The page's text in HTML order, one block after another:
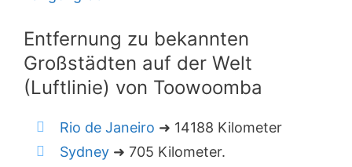
Entfernung zu bekannten
Großstädten auf der Welt
(Luftlinie) von Toowoomba
Rio de Janeiro ➜ 14188 Kilometer
Sydney ➜ 705 Kilometer.